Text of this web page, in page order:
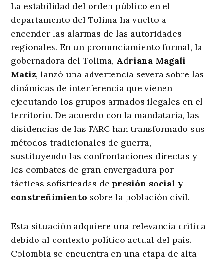
La estabilidad del orden público en el
departamento del Tolima ha vuelto a
encender las alarmas de las autoridades
regionales. En un pronunciamiento formal, la
gobernadora del Tolima, Adriana Magali
Matiz, lanzó una advertencia severa sobre las
dinámicas de interferencia que vienen
ejecutando los grupos armados ilegales en el
territorio. De acuerdo con la mandataria, las
disidencias de las FARC han transformado sus
métodos tradicionales de guerra,
sustituyendo las confrontaciones directas y
los combates de gran envergadura por
tácticas sofisticadas de presión social y
constreñimiento sobre la población civil.
Esta situación adquiere una relevancia crítica
debido al contexto político actual del país.
Colombia se encuentra en una etapa de alta